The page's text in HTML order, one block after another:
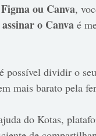
Figma ou Canva,
assinar o Canva é
possível dividir o
mais barato pela
do Kotas,